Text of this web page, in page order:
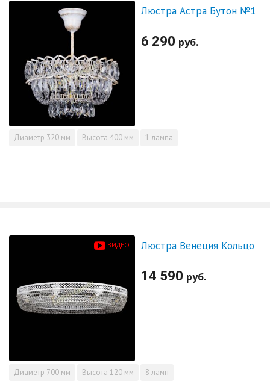
6 290 руб.
Диаметр 320 мм Высота 400 мм 1 лампа
ВИДЕО
14 590 руб.
Диаметр 700 мм Высота 120 мм 8 ламп